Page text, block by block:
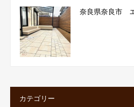
奈良県奈良市
カテゴリー